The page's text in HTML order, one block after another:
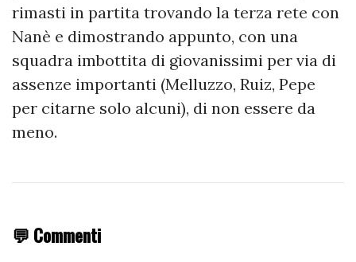
rimasti in partita trovando la terza rete con
Nanè e dimostrando appunto, con una
squadra imbottita di giovanissimi per via di
assenze importanti (Melluzzo, Ruiz, Pepe
per citarne solo alcuni), di non essere da
meno.
💬 Commenti